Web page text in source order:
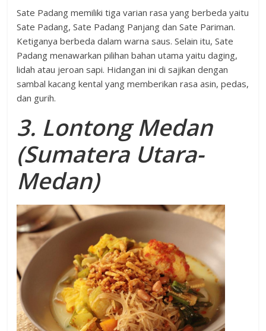
Sate Padang memiliki tiga varian rasa yang berbeda yaitu
Sate Padang, Sate Padang Panjang dan Sate Pariman.
Ketiganya berbeda dalam warna saus. Selain itu, Sate
Padang menawarkan pilihan bahan utama yaitu daging,
lidah atau jeroan sapi. Hidangan ini di sajikan dengan
sambal kacang kental yang memberikan rasa asin, pedas,
dan gurih.
3. Lontong Medan
(Sumatera Utara-
Medan)